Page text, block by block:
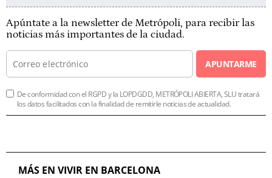
Apúntate a la newsletter de Metrópoli, para recibir las
noticias más importantes de la ciudad.
APUNTARME
De conformidad con el RGPD y la LOPDGDD, METRÓPOLI ABIERTA, SLU tratará
los datos facilitados con la finalidad de remitirle noticias de actualidad.
MÁS EN VIVIR EN BARCELONA